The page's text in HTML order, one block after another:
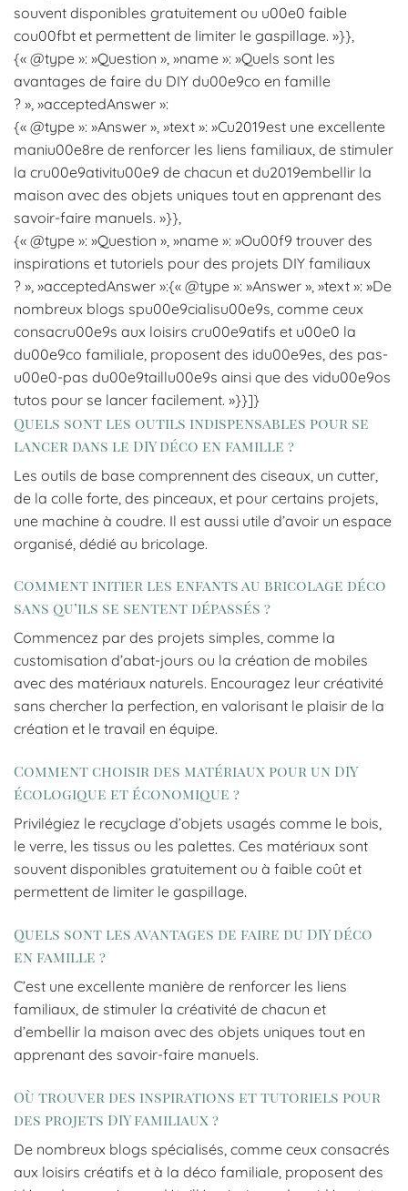
souvent disponibles gratuitement ou u00e0 faible
cou00fbt et permettent de limiter le gaspillage. »}},
{« @type »: »Question », »name »: »Quels sont les
avantages de faire du DIY du00e9co en famille
? », »acceptedAnswer »:
{« @type »: »Answer », »text »: »Cu2019est une excellente
maniu00e8re de renforcer les liens familiaux, de stimuler
la cru00e9ativitu00e9 de chacun et du2019embellir la
maison avec des objets uniques tout en apprenant des
savoir-faire manuels. »}},
{« @type »: »Question », »name »: »Ou00f9 trouver des
inspirations et tutoriels pour des projets DIY familiaux
? », »acceptedAnswer »:{« @type »: »Answer », »text »: »De
nombreux blogs spu00e9cialisu00e9s, comme ceux
consacru00e9s aux loisirs cru00e9atifs et u00e0 la
du00e9co familiale, proposent des idu00e9es, des pas-
u00e0-pas du00e9taillu00e9s ainsi que des vidu00e9os
tutos pour se lancer facilement. »}}]}
Quels sont les outils indispensables pour se
lancer dans le DIY déco en famille ?
Les outils de base comprennent des ciseaux, un cutter,
de la colle forte, des pinceaux, et pour certains projets,
une machine à coudre. Il est aussi utile d’avoir un espace
organisé, dédié au bricolage.
Comment initier les enfants au bricolage déco
sans qu’ils se sentent dépassés ?
Commencez par des projets simples, comme la
customisation d’abat-jours ou la création de mobiles
avec des matériaux naturels. Encouragez leur créativité
sans chercher la perfection, en valorisant le plaisir de la
création et le travail en équipe.
Comment choisir des matériaux pour un DIY
écologique et économique ?
Privilégiez le recyclage d’objets usagés comme le bois,
le verre, les tissus ou les palettes. Ces matériaux sont
souvent disponibles gratuitement ou à faible coût et
permettent de limiter le gaspillage.
Quels sont les avantages de faire du DIY déco
en famille ?
C’est une excellente manière de renforcer les liens
familiaux, de stimuler la créativité de chacun et
d’embellir la maison avec des objets uniques tout en
apprenant des savoir-faire manuels.
Où trouver des inspirations et tutoriels pour
des projets DIY familiaux ?
De nombreux blogs spécialisés, comme ceux consacrés
aux loisirs créatifs et à la déco familiale, proposent des